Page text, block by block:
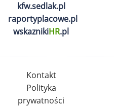
kfw.sedlak.pl
raportyplacowe.pl
wskaznikiHR.pl
Kontakt
Polityka
prywatności